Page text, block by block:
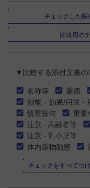
チェックした
比較用の
▼比較する添付文書の
名称等 薬価
効能・効果/用法・
慎重投与
重要
注意 - 高齢者等
注意 - 乳小児等
体内薬物動態
チェックをすべてつ